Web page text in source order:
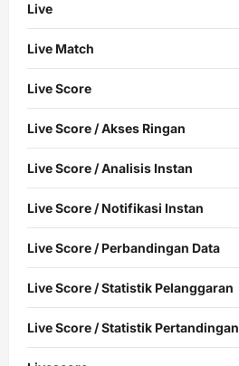
Live
Live Match
Live Score
Live Score / Akses Ringan
Live Score / Analisis Instan
Live Score / Notifikasi Instan
Live Score / Perbandingan Data
Live Score / Statistik Pelanggaran
Live Score / Statistik Pertandingan